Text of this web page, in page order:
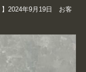
】2024年9月19日 お客